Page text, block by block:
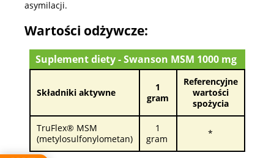
asymilacji.
Wartości odżywcze:
Suplement diety - Swanson MSM 1000 mg
Składniki aktywne
1
gram
Referencyjne
wartości
spożycia
TruFlex® MSM
(metylosulfonylometan)
1
gram
*